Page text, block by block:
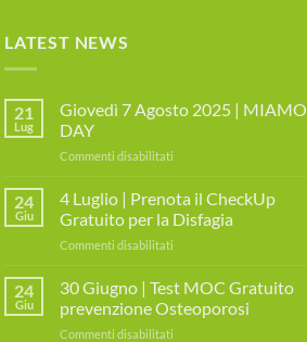
LATEST NEWS
21
Lug
Giovedì 7 Agosto 2025 | MIAMO
DAY
Commenti disabilitati
7
Agosto
2025
DAY
24
Giu
4 Luglio | Prenota il CheckUp
Gratuito per la Disfagia
Commenti disabilitati
Luglio
Prenota
24
Giu
30 Giugno | Test MOC Gratuito
prevenzione Osteoporosi
Commenti disabilitati